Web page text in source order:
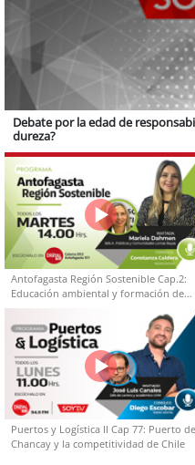
Debate por la edad de
dureza?
Antofagasta Región Sostenible Cap.2:
Educación ambiental y formación de
capacidades técnicas
Puertos y Logística II Cap 77: Puerto de
Chancay y la competitividad de Chile